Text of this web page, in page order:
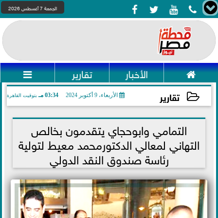
    الجمعة 7 أغسطس 2026
 الأخبار تقارير 
تقارير الأربعاء، 9 أكتوبر 2024 03:34 مـ بتوقيت القاهرة
2024-10-09 15:34:26التمامي وابوحجاي يتقدمون بخالص
التهاني لمعالي الدكتورمحمد معيط لتولية
رئاسة صندوق النقد الدولي